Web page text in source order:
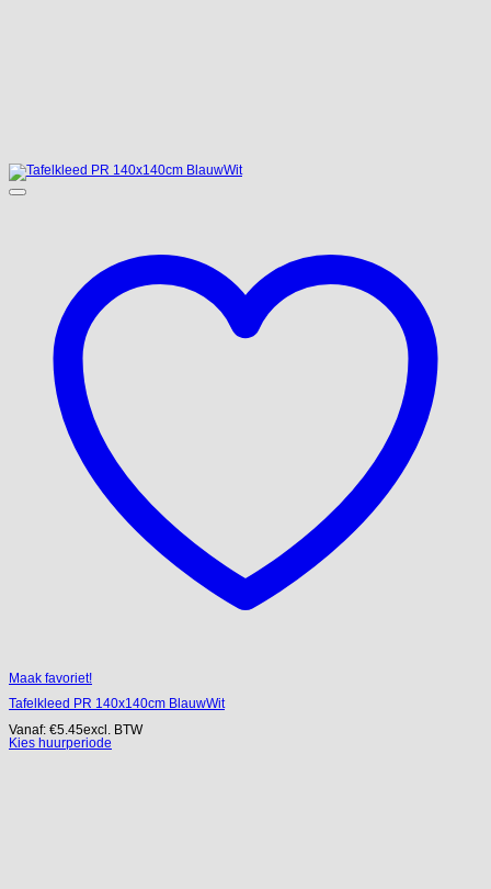
Maak favoriet!
Tafelkleed PR 140x140cm BlauwWit
Vanaf: €5.45excl. BTW
Kies huurperiode